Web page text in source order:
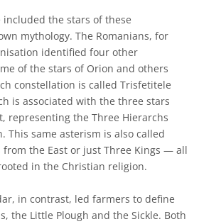
the stars of these
mythology. The Romanians, for
identified four other
of the stars of Orion and others
constellation is called Trisfetitele
is associated with the three stars
representing the Three Hierarchs
This same asterism is also called
from the East or just Three Kings — all
in the Christian religion.
in contrast, led farmers to define
the Little Plough and the Sickle. Both